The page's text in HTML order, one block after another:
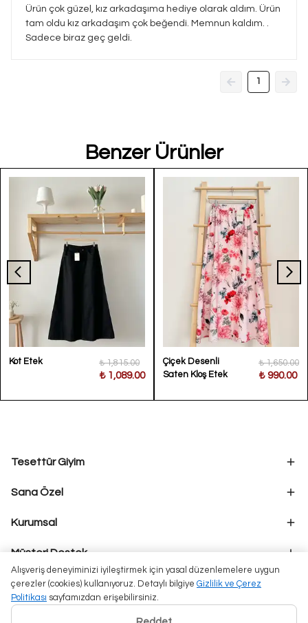
Alışveriş deneyiminizi iyileştirmek için yasal düzenlemelere uygun
çerezler (cookies) kullanıyoruz. Detaylı bilgiye Gizlilik ve Çerez
Politikası sayfamızdan erişebilirsiniz.
Ürün çok güzel, kız arkadaşıma hediye olarak aldım. Ürün
tam oldu kız arkadaşım çok beğendi. Memnun kaldım. .
Sadece biraz geç geldi.
1
Benzer Ürünler
Kot Etek ₺ 1,815.00
₺ 1,089.00
Çiçek Desenli
Saten Kloş Etek
₺ 1,650.00
₺ 990.00
Tesettür Giyim
Sana Özel
Kurumsal
Müşteri Destek